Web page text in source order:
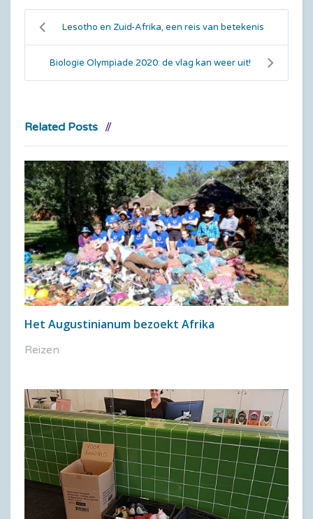
Lesotho en Zuid-Afrika, een reis van betekenis
Biologie Olympiade 2020: de vlag kan weer uit!
Related Posts
Het Augustinianum bezoekt Afrika
Reizen